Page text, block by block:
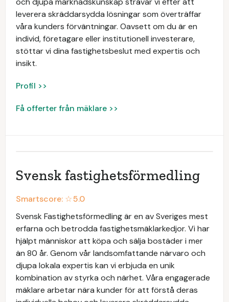
leverera skräddarsydda lösningar som överträffar
våra kunders förväntningar. Oavsett om du är en
individ, företagare eller institutionell investerare,
stöttar vi dina fastighetsbeslut med expertis och
insikt.
Profil >>
Få offerter från mäklare >>
Svensk fastighetsförmedling
Smartscore: ☆5.0
Svensk Fastighetsförmedling är en av Sveriges mest
erfarna och betrodda fastighetsmäklarkedjor. Vi har
hjälpt människor att köpa och sälja bostäder i mer
än 80 år. Genom vår landsomfattande närvaro och
djupa lokala expertis kan vi erbjuda en unik
kombination av styrka och närhet. Våra engagerade
mäklare arbetar nära kunder för att förstå deras